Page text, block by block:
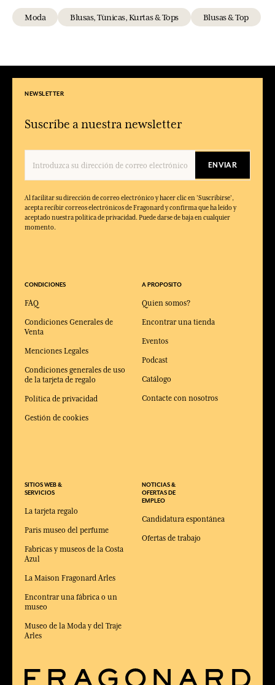
Moda Blusas, Tùnicas, Kurtas & Tops Blusas & Top
NEWSLETTER
Suscríbe a nuestra newsletter
ENVIAR
Al facilitar su dirección de correo electrónico y hacer clic en 'Suscribirse',
acepta recibir correos electrónicos de Fragonard y confirma que ha leído y
aceptado nuestra política de privacidad. Puede darse de baja en cualquier
momento.
CONDICIONES
FAQ
Condiciones Generales de
Venta
Menciones Legales
Condiciones generales de uso
de la tarjeta de regalo
Política de privacidad
Gestión de cookies
SITIOS WEB &
SERVICIOS
La tarjeta regalo
Paris museo del perfume
Fabricas y museos de la Costa
Azul
La Maison Fragonard Arles
Encontrar una fábrica o un
museo
Museo de la Moda y del Traje
Arles
A PROPOSITO
Quien somos?
Encontrar una tienda
Eventos
Podcast
Catálogo
Contacte con nosotros
NOTICIAS &
OFERTAS DE
EMPLEO
Candidatura espontánea
Ofertas de trabajo